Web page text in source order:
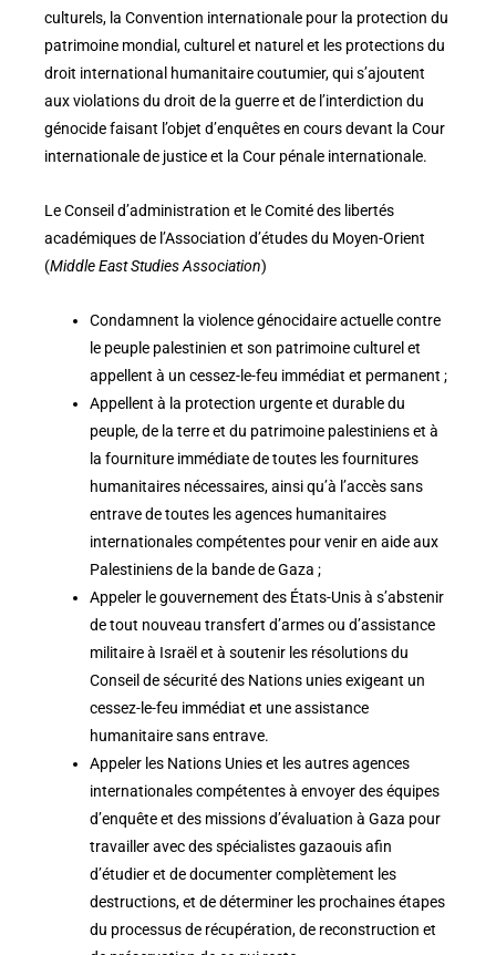
culturels, la Convention internationale pour la protection du
patrimoine mondial, culturel et naturel et les protections du
droit international humanitaire coutumier, qui s’ajoutent
aux violations du droit de la guerre et de l’interdiction du
génocide faisant l’objet d’enquêtes en cours devant la Cour
internationale de justice et la Cour pénale internationale.
Le Conseil d’administration et le Comité des libertés
académiques de l’Association d’études du Moyen-Orient
(Middle East Studies Association)
Condamnent la violence génocidaire actuelle contre
le peuple palestinien et son patrimoine culturel et
appellent à un cessez-le-feu immédiat et permanent ;
Appellent à la protection urgente et durable du
peuple, de la terre et du patrimoine palestiniens et à
la fourniture immédiate de toutes les fournitures
humanitaires nécessaires, ainsi qu’à l’accès sans
entrave de toutes les agences humanitaires
internationales compétentes pour venir en aide aux
Palestiniens de la bande de Gaza ;
Appeler le gouvernement des États-Unis à s’abstenir
de tout nouveau transfert d’armes ou d’assistance
militaire à Israël et à soutenir les résolutions du
Conseil de sécurité des Nations unies exigeant un
cessez-le-feu immédiat et une assistance
humanitaire sans entrave.
Appeler les Nations Unies et les autres agences
internationales compétentes à envoyer des équipes
d’enquête et des missions d’évaluation à Gaza pour
travailler avec des spécialistes gazaouis afin
d’étudier et de documenter complètement les
destructions, et de déterminer les prochaines étapes
du processus de récupération, de reconstruction et